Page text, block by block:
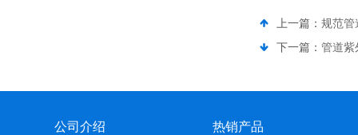
上一篇： 规范管
下一篇： 管道紫
公司介绍 热销产品